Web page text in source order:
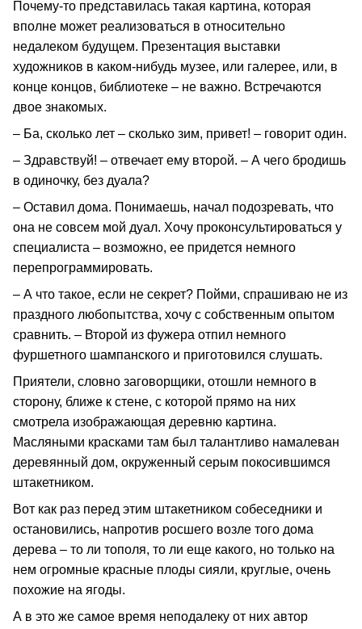
Почему-то представилась такая картина, которая
вполне может реализоваться в относительно
недалеком будущем. Презентация выставки
художников в каком-нибудь музее, или галерее, или, в
конце концов, библиотеке – не важно. Встречаются
двое знакомых.
– Ба, сколько лет – сколько зим, привет! – говорит один.
– Здравствуй! – отвечает ему второй. – А чего бродишь
в одиночку, без дуала?
– Оставил дома. Понимаешь, начал подозревать, что
она не совсем мой дуал. Хочу проконсультироваться у
специалиста – возможно, ее придется немного
перепрограммировать.
– А что такое, если не секрет? Пойми, спрашиваю не из
праздного любопытства, хочу с собственным опытом
сравнить. – Второй из фужера отпил немного
фуршетного шампанского и приготовился слушать.
Приятели, словно заговорщики, отошли немного в
сторону, ближе к стене, с которой прямо на них
смотрела изображающая деревню картина.
Масляными красками там был талантливо намалеван
деревянный дом, окруженный серым покосившимся
штакетником.
Вот как раз перед этим штакетником собеседники и
остановились, напротив росшего возле того дома
дерева – то ли тополя, то ли еще какого, но только на
нем огромные красные плоды сияли, круглые, очень
похожие на ягоды.
А в это же самое время неподалеку от них автор